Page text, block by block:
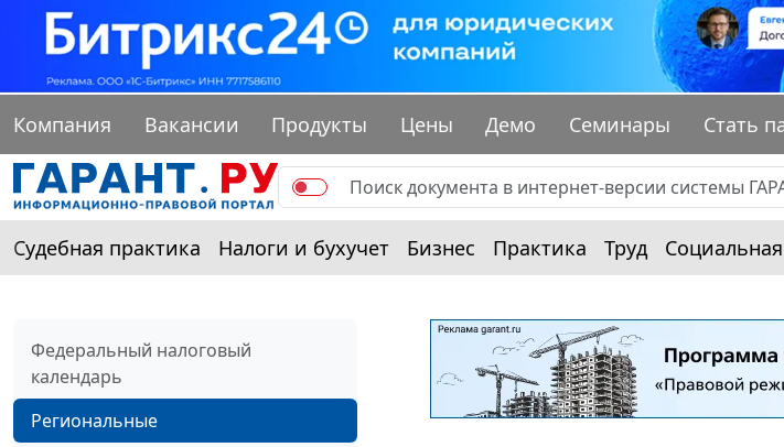
Компания Вакансии Продукты Цены Демо Семинары Стать
Судебная практика Налоги и бухучет Бизнес Практика Труд
Федеральный налоговый
календарь
Региональные